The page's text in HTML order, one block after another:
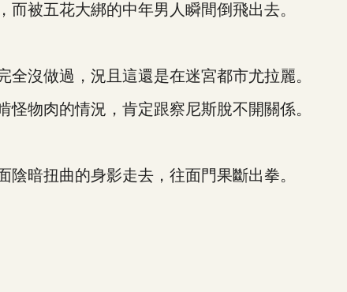
被五花大綁的中年男人瞬間倒飛出去。
沒做過，況且這還是在迷宮都市尤拉麗。
物肉的情況，肯定跟察尼斯脫不開關係。
暗扭曲的身影走去，往面門果斷出拳。